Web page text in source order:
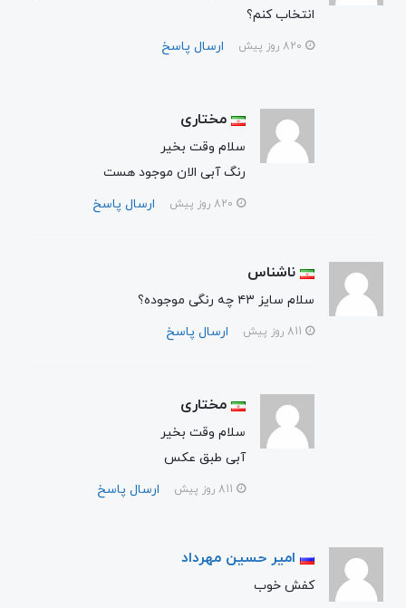
انتخاب کنم؟
ارسال پاسخ
مختاری
سلام وقت بخیر
رنگ آبی الان موجود هست
ارسال پاسخ
ناشناس
سلام سایز ۴۳ چه رنگی موجوده؟
ارسال پاسخ
مختاری
سلام وقت بخیر
آبی طبق عکس
ارسال پاسخ
امیر حسین مهرداد
کفش خوب